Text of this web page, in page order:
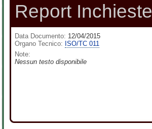
Report Inchieste
Data Documento: 12/04/2015
Organo Tecnico: ISO/TC 011
Note:
Nessun testo disponibile